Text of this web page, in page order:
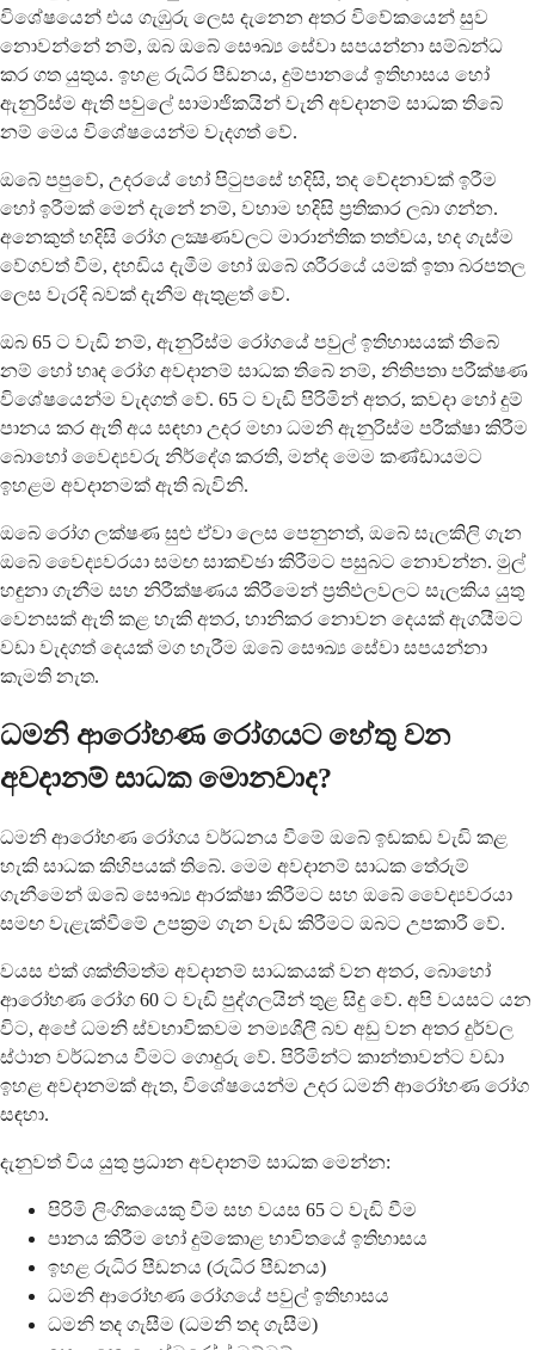
විශේෂයෙන් එය ගැඹුරු ලෙස දැනෙන අතර විවේකයෙන් සුව
නොවන්නේ නම්, ඔබ ඔබේ සෞඛ්‍ය සේවා සපයන්නා සම්බන්ධ
කර ගත යුතුය. ඉහළ රුධිර පීඩනය, දුම්පානයේ ඉතිහාසය හෝ
ඇනුරිස්ම ඇති පවුලේ සාමාජිකයින් වැනි අවදානම් සාධක තිබේ
නම් මෙය විශේෂයෙන්ම වැදගත් වේ.
ඔබේ පපුවේ, උදරයේ හෝ පිටුපසේ හදිසි, තද වේදනාවක් ඉරීම
හෝ ඉරීමක් මෙන් දැනේ නම්, වහාම හදිසි ප්‍රතිකාර ලබා ගන්න.
අනෙකුත් හදිසි රෝග ලක්‍ෂණවලට මාරාන්තික තත්වය, හද ගැස්ම
වේගවත් වීම, දහඩිය දැමීම හෝ ඔබේ ශරීරයේ යමක් ඉතා බරපතල
ලෙස වැරදි බවක් දැනීම ඇතුළත් වේ.
ඔබ 65 ට වැඩි නම්, ඇනුරිස්ම රෝගයේ පවුල් ඉතිහාසයක් තිබේ
නම් හෝ හෘද රෝග අවදානම් සාධක තිබේ නම්, නිතිපතා පරීක්ෂණ
විශේෂයෙන්ම වැදගත් වේ. 65 ට වැඩි පිරිමින් අතර, කවදා හෝ දුම්
පානය කර ඇති අය සඳහා උදර මහා ධමනි ඇනුරිස්ම පරීක්ෂා කිරීම
බොහෝ වෛද්‍යවරු නිර්දේශ කරති, මන්ද මෙම කණ්ඩායමට
ඉහළම අවදානමක් ඇති බැවිනි.
ඔබේ රෝග ලක්ෂණ සුළු ඒවා ලෙස පෙනුනත්, ඔබේ සැලකිලි ගැන
ඔබේ වෛද්‍යවරයා සමඟ සාකච්ඡා කිරීමට පසුබට නොවන්න. මුල්
හඳුනා ගැනීම සහ නිරීක්ෂණය කිරීමෙන් ප්‍රතිඵලවලට සැලකිය යුතු
වෙනසක් ඇති කළ හැකි අතර, හානිකර නොවන දෙයක් ඇගයීමට
වඩා වැදගත් දෙයක් මග හැරීම ඔබේ සෞඛ්‍ය සේවා සපයන්නා
කැමති නැත.
ධමනි ආරෝහණ රෝගයට හේතු වන
අවදානම් සාධක මොනවාද?
ධමනි ආරෝහණ රෝගය වර්ධනය වීමේ ඔබේ ඉඩකඩ වැඩි කළ
හැකි සාධක කිහිපයක් තිබේ. මෙම අවදානම් සාධක තේරුම්
ගැනීමෙන් ඔබේ සෞඛ්‍ය ආරක්ෂා කිරීමට සහ ඔබේ වෛද්‍යවරයා
සමඟ වැළැක්වීමේ උපක්‍රම ගැන වැඩ කිරීමට ඔබට උපකාරී වේ.
වයස එක් ශක්තිමත්ම අවදානම් සාධකයක් වන අතර, බොහෝ
ආරෝහණ රෝග 60 ට වැඩි පුද්ගලයින් තුළ සිදු වේ. අපි වයසට යන
විට, අපේ ධමනි ස්වභාවිකවම නම්‍යශීලී බව අඩු වන අතර දුර්වල
ස්ථාන වර්ධනය වීමට ගොදුරු වේ. පිරිමින්ට කාන්තාවන්ට වඩා
ඉහළ අවදානමක් ඇත, විශේෂයෙන්ම උදර ධමනි ආරෝහණ රෝග
සඳහා.
දැනුවත් විය යුතු ප්‍රධාන අවදානම් සාධක මෙන්න:
පිරිමි ලිංගිකයෙකු වීම සහ වයස 65 ට වැඩි වීම
පානය කිරීම හෝ දුම්කොළ භාවිතයේ ඉතිහාසය
ඉහළ රුධිර පීඩනය (රුධිර පීඩනය)
ධමනි ආරෝහණ රෝගයේ පවුල් ඉතිහාසය
ධමනි තද ගැසීම (ධමනි තද ගැසීම)